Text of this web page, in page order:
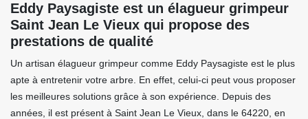
Eddy Paysagiste est un élagueur grimpeur
Saint Jean Le Vieux qui propose des
prestations de qualité
Un artisan élagueur grimpeur comme Eddy Paysagiste est le plus
apte à entretenir votre arbre. En effet, celui-ci peut vous proposer
les meilleures solutions grâce à son expérience. Depuis des
années, il est présent à Saint Jean Le Vieux, dans le 64220, en